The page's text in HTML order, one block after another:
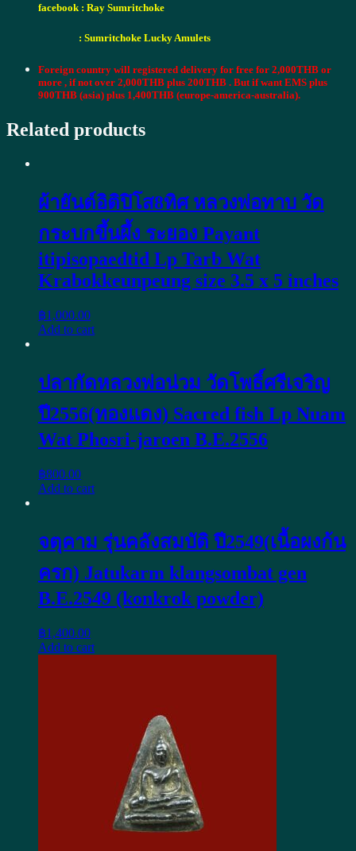
facebook : Ray Sumritchoke
: Sumritchoke Lucky Amulets
Foreign country will registered delivery for free for 2,000THB or
more , if not over 2,000THB plus 200THB . But if want EMS plus
900THB (asia) plus 1,400THB (europe-america-australia).
Related products
ผ้ายันต์อิติปิโส8ทิศ หลวงพ่อทาบ วัด
กระบกขึ้นผึ้ง ระยอง Payant
itipisopaedtid Lp Tarb Wat
Krabokkeunpeung size 3.5 x 5 inches
฿1,000.00
Add to cart
ปลากัดหลวงพ่อน่วม วัดโพธิ์ศรีเจริญ
ปี2556(ทองแดง) Sacred fish Lp Nuam
Wat Phosri-jaroen B.E.2556
฿800.00
Add to cart
จตุคาม รุ่นคลังสมบัติ ปี2549(เนื้อผงก้น
ครก) Jatukarm klangsombat gen
B.E.2549 (konkrok powder)
฿1,400.00
Add to cart